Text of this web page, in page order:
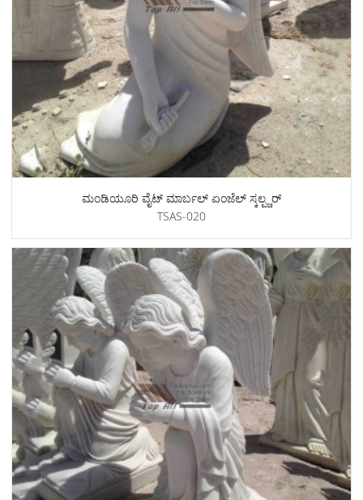
ಮಂಡಿಯೂರಿ ವೈಟ್ ಮಾರ್ಬಲ್ ಏಂಜೆಲ್ ಸ್ಕಲ್ಪ್ಚರ್
TSAS-020